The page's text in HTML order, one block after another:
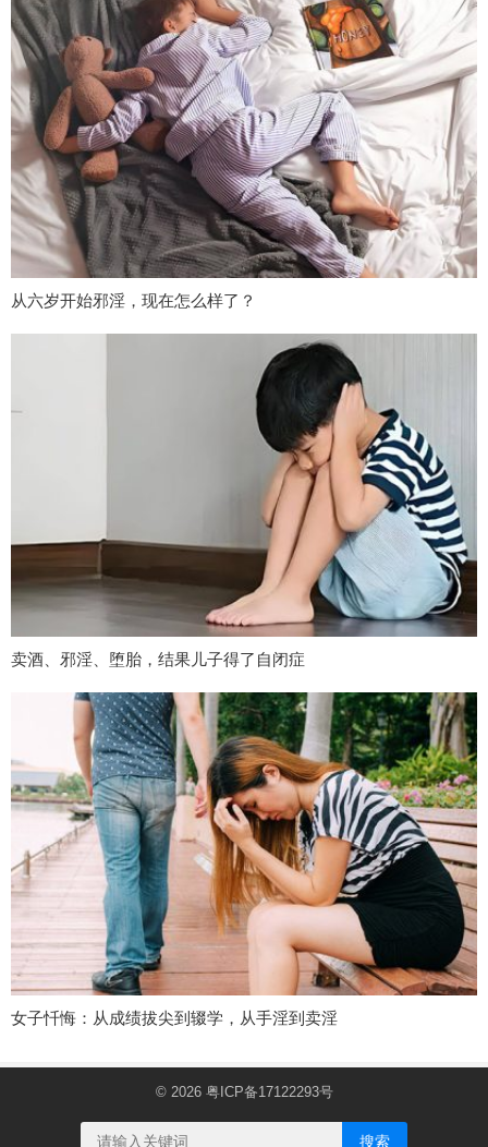
从六岁开始邪淫，现在怎么样了？
卖酒、邪淫、堕胎，结果儿子得了自闭症
女子忏悔：从成绩拔尖到辍学，从手淫到卖淫
© 2026 粤ICP备17122293号
搜索